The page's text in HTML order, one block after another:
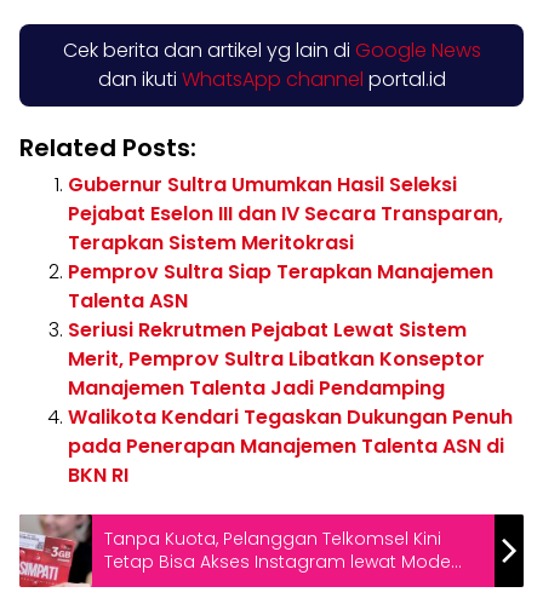
Cek berita dan artikel yg lain di Google News
dan ikuti WhatsApp channel portal.id
Related Posts:
Gubernur Sultra Umumkan Hasil Seleksi
Pejabat Eselon III dan IV Secara Transparan,
Terapkan Sistem Meritokrasi
Pemprov Sultra Siap Terapkan Manajemen
Talenta ASN
Seriusi Rekrutmen Pejabat Lewat Sistem
Merit, Pemprov Sultra Libatkan Konseptor
Manajemen Talenta Jadi Pendamping
Walikota Kendari Tegaskan Dukungan Penuh
pada Penerapan Manajemen Talenta ASN di
BKN RI
Tanpa Kuota, Pelanggan Telkomsel Kini
Tetap Bisa Akses Instagram lewat Mode
Dasar